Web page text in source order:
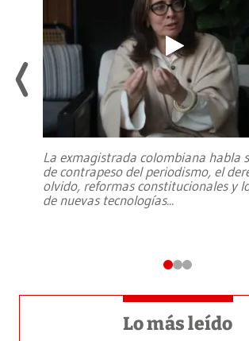
La exmagistrada colombiana habla
de contrapeso del periodismo, el
olvido, reformas constitucionales y
de nuevas tecnologías...
Lo más leído